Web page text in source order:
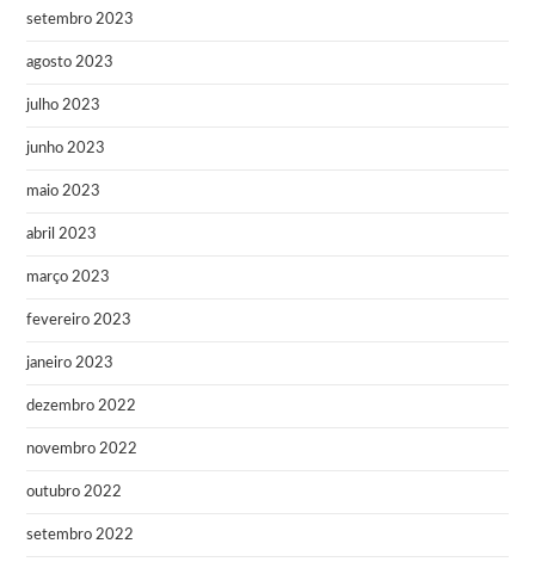
setembro 2023
agosto 2023
julho 2023
junho 2023
maio 2023
abril 2023
março 2023
fevereiro 2023
janeiro 2023
dezembro 2022
novembro 2022
outubro 2022
setembro 2022